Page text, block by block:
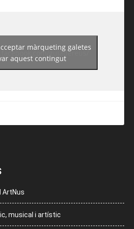
guiadereus/
màrqueting galetes
aquest contingut
ArtNus
musical i artístic